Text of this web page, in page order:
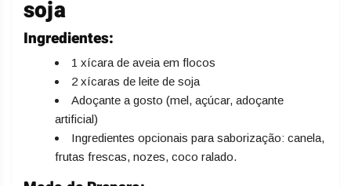
soja
Ingredientes:
1 xícara de aveia em flocos
2 xícaras de leite de soja
Adoçante a gosto (mel, açúcar, adoçante
artificial)
Ingredientes opcionais para saborização: canela,
frutas frescas, nozes, coco ralado.